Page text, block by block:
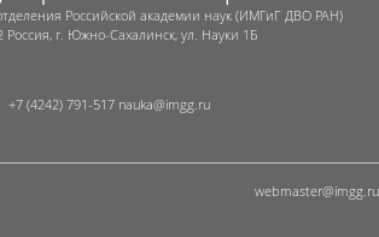
Российской академии наук (ИМГиГ ДВО РАН)
Россия, г. Южно-Сахалинск, ул. Науки 1Б
+7 (4242) 791-517